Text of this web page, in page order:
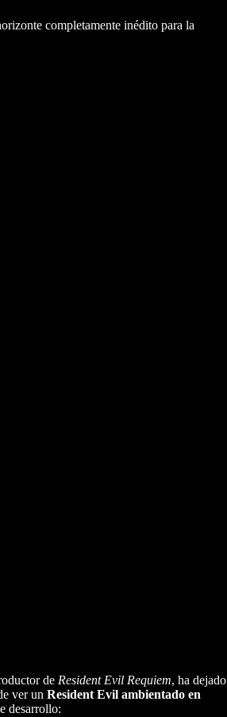
completamente inédito para la
de Resident Evil Requiem, ha dejado
ver un Resident Evil ambientado en
desarrollo: